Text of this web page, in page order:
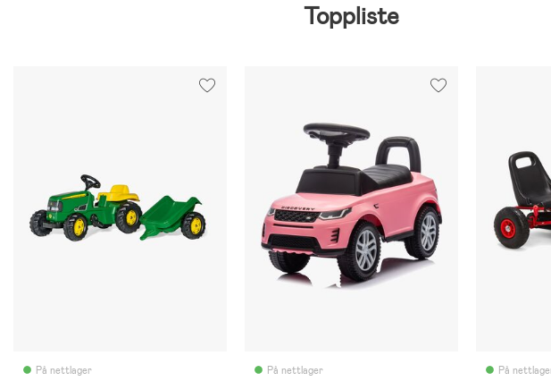
Toppliste
På nettlager På nettlager På